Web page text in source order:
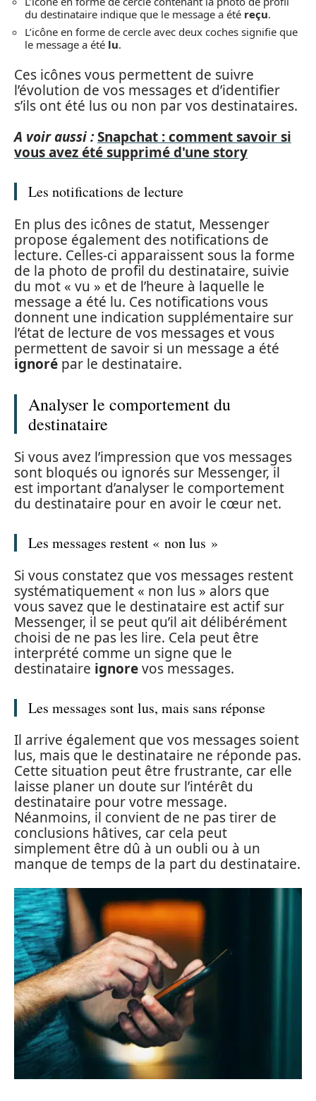
du destinataire indique que le message a été reçu.
L’icône en forme de cercle avec deux coches signifie que
le message a été lu.
Ces icônes vous permettent de suivre
l’évolution de vos messages et d’identifier
s’ils ont été lus ou non par vos destinataires.
A voir aussi :Snapchat : comment savoir si
vous avez été supprimé d'une story
Les notifications de lecture
En plus des icônes de statut, Messenger
propose également des notifications de
lecture. Celles-ci apparaissent sous la forme
de la photo de profil du destinataire, suivie
du mot « vu » et de l’heure à laquelle le
message a été lu. Ces notifications vous
donnent une indication supplémentaire sur
l’état de lecture de vos messages et vous
permettent de savoir si un message a été
ignoré par le destinataire.
Analyser le comportement du
destinataire
Si vous avez l’impression que vos messages
sont bloqués ou ignorés sur Messenger, il
est important d’analyser le comportement
du destinataire pour en avoir le cœur net.
Les messages restent « non lus »
Si vous constatez que vos messages restent
systématiquement « non lus » alors que
vous savez que le destinataire est actif sur
Messenger, il se peut qu’il ait délibérément
choisi de ne pas les lire. Cela peut être
interprété comme un signe que le
destinataire ignorevos messages.
Les messages sont lus, mais sans réponse
Il arrive également que vos messages soient
lus, mais que le destinataire ne réponde pas.
Cette situation peut être frustrante, car elle
laisse planer un doute sur l’intérêt du
destinataire pour votre message.
Néanmoins, il convient de ne pas tirer de
conclusions hâtives, car cela peut
simplement être dû à un oubli ou à un
manque de temps de la part du destinataire.